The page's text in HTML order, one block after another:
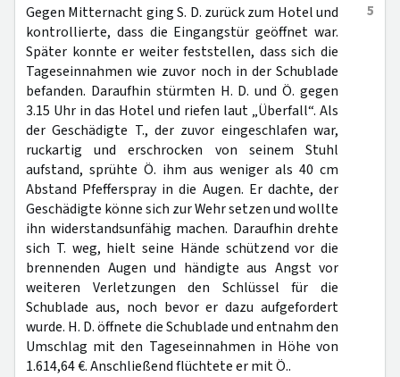
5
Gegen Mitternacht ging S. D. zurück zum Hotel und
kontrollierte, dass die Eingangstür geöffnet war.
Später konnte er weiter feststellen, dass sich die
Tageseinnahmen wie zuvor noch in der Schublade
befanden. Daraufhin stürmten H. D. und Ö. gegen
3.15 Uhr in das Hotel und riefen laut „Überfall“. Als
der Geschädigte T., der zuvor eingeschlafen war,
ruckartig und erschrocken von seinem Stuhl
aufstand, sprühte Ö. ihm aus weniger als 40 cm
Abstand Pfefferspray in die Augen. Er dachte, der
Geschädigte könne sich zur Wehr setzen und wollte
ihn widerstandsunfähig machen. Daraufhin drehte
sich T. weg, hielt seine Hände schützend vor die
brennenden Augen und händigte aus Angst vor
weiteren Verletzungen den Schlüssel für die
Schublade aus, noch bevor er dazu aufgefordert
wurde. H. D. öffnete die Schublade und entnahm den
Umschlag mit den Tageseinnahmen in Höhe von
1.614,64 €. Anschließend flüchtete er mit Ö..